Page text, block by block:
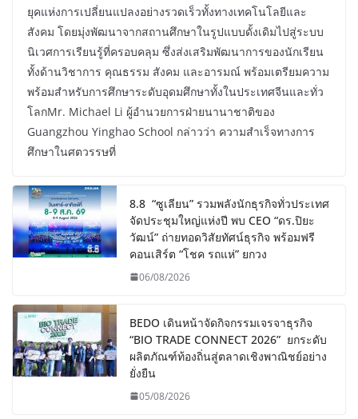
ยุคแห่งการเปลี่ยนแปลงอย่างรวดเร็วทั้งทางเทคโนโลยีและ
สังคม โดยมุ่งพัฒนาจากสถานศึกษาในรูปแบบดั้งเดิมไปสู่ระบบ
นิเวศการเรียนรู้ที่ครอบคลุม ซึ่งส่งเสริมพัฒนาการของนักเรียน
ทั้งด้านวิชาการ คุณธรรม สังคม และอารมณ์ พร้อมเตรียมความ
พร้อมสำหรับการศึกษาระดับอุดมศึกษาทั้งในประเทศจีนและทั่ว
โลกMr. Michael Li ผู้อำนวยการฝ่ายนานาชาติของ
Guangzhou Yinghao School กล่าวว่า ความสำเร็จทางการ
ศึกษาในศตวรรษที่
8.8 “ซูเลียน” รวมพลังนักธุรกิจทั่วประเทศ
จัดประชุมใหญ่แห่งปี พบ CEO “ดร.ปิยะ
วัฒน์” ถ่ายทอดวิสัยทัศน์ธุรกิจ พร้อมฟรี
คอนเสิร์ต “โชค รถแห่” ยกวง
06/08/2026
BEDO เดินหน้าจัดกิจกรรมเจรจาธุรกิจ
“BIO TRADE CONNECT 2026” ยกระดับ
ผลิตภัณฑ์ท้องถิ่นสู่ตลาดเชิงพาณิชย์อย่าง
ยั่งยืน
05/08/2026